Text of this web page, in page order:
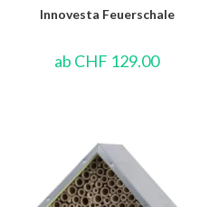
Innovesta Feuerschale
ab CHF 129.00